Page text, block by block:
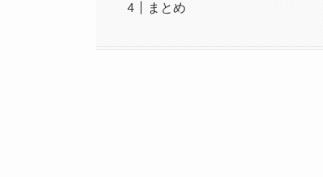
まとめ